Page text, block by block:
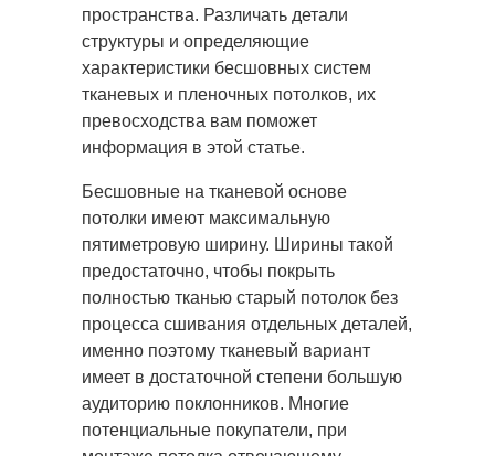
пространства. Различать детали
структуры и определяющие
характеристики бесшовных систем
тканевых и пленочных потолков, их
превосходства вам поможет
информация в этой статье.
Бесшовные на тканевой основе
потолки имеют максимальную
пятиметровую ширину. Ширины такой
предостаточно, чтобы покрыть
полностью тканью старый потолок без
процесса сшивания отдельных деталей,
именно поэтому тканевый вариант
имеет в достаточной степени большую
аудиторию поклонников. Многие
потенциальные покупатели, при